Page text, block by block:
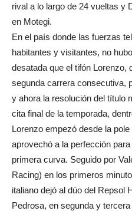
rival a lo largo de 24 vueltas y
en Motegi.
En el país donde las fuerzas
habitantes y visitantes, no
desatada que el tifón Lorenzo,
segunda carrera consecutiva,
y ahora la resolución del título
cita final de la temporada,
Lorenzo empezó desde la
aprovechó a la perfección
primera curva. Seguido por
Racing) en los primeros
italiano dejó al dúo del Repsol
Pedrosa, en segunda y